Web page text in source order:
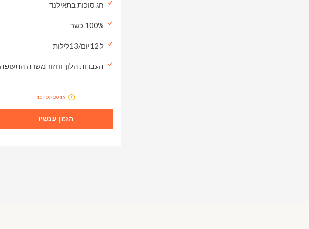
חג סוכות בתאילנד
100% כשר
ל 12יום/13לילות
העברות הלוך וחזור משדה התעופה
10/10/2019
הזמן עכשיו